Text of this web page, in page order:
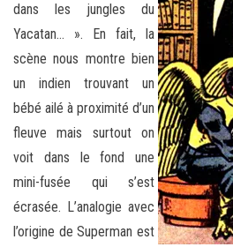
dans les jungles du
Yacatan… ». En fait, la
scène nous montre bien
un indien trouvant un
bébé ailé à proximité d’un
fleuve mais surtout on
voit dans le fond une
mini-fusée qui s’est
écrasée. L’analogie avec
l’origine de Superman est